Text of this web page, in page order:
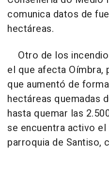
comunica datos de
hectáreas.
Otro de los
el que afecta Oímbra,
que aumentó de
hectáreas quemadas
hasta quemar las
se encuentra activo
parroquia de Santiso,